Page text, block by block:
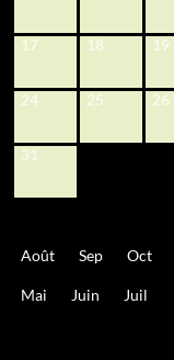
17 18 19
24 25 26
31
Août Sep Oct
Mai Juin Juil